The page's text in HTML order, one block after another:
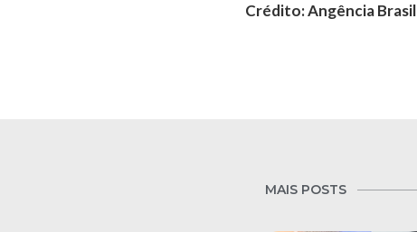
Crédito: Angência Brasil
MAIS POSTS